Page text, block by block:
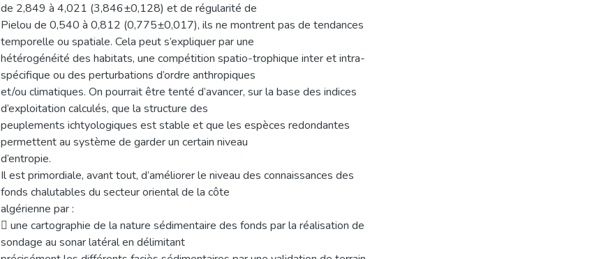
de 2,849 à 4,021 (3,846±0,128) et de régularité de
Pielou de 0,540 à 0,812 (0,775±0,017), ils ne montrent pas de tendances
temporelle ou spatiale. Cela peut s’expliquer par une
hétérogénéité des habitats, une compétition spatio-trophique inter et intra-
spécifique ou des perturbations d’ordre anthropiques
et/ou climatiques. On pourrait être tenté d’avancer, sur la base des indices
d’exploitation calculés, que la structure des
peuplements ichtyologiques est stable et que les espèces redondantes
permettent au système de garder un certain niveau
d’entropie.
Il est primordiale, avant tout, d’améliorer le niveau des connaissances des
fonds chalutables du secteur oriental de la côte
algérienne par :
 une cartographie de la nature sédimentaire des fonds par la réalisation de
sondage au sonar latéral en délimitant